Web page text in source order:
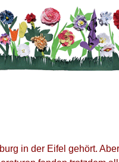
in der Eifel gehört.